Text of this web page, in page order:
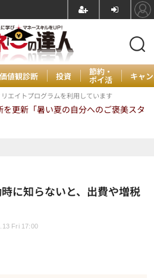
値観診断 投資 節約・
ポイ活 キャ
エイトプログラムを利用しています
を更新「暑い夏の自分へのご褒美スタ
時に知らないと、出費や増税
Fri 17:00